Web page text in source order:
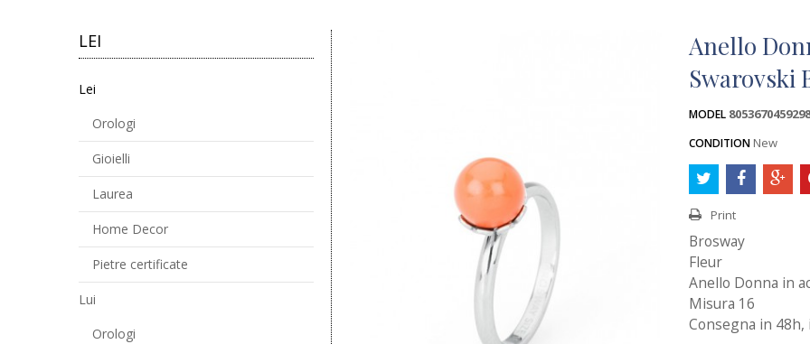
LEI
Lei
Orologi
Gioielli
Laurea
Home Decor
Pietre certificate
Lui
Orologi
Anello
Swarovski
MODEL 8053670459298
CONDITION New
Print
Brosway
Fleur
Anello Donna in
Misura 16
Consegna in 48h,